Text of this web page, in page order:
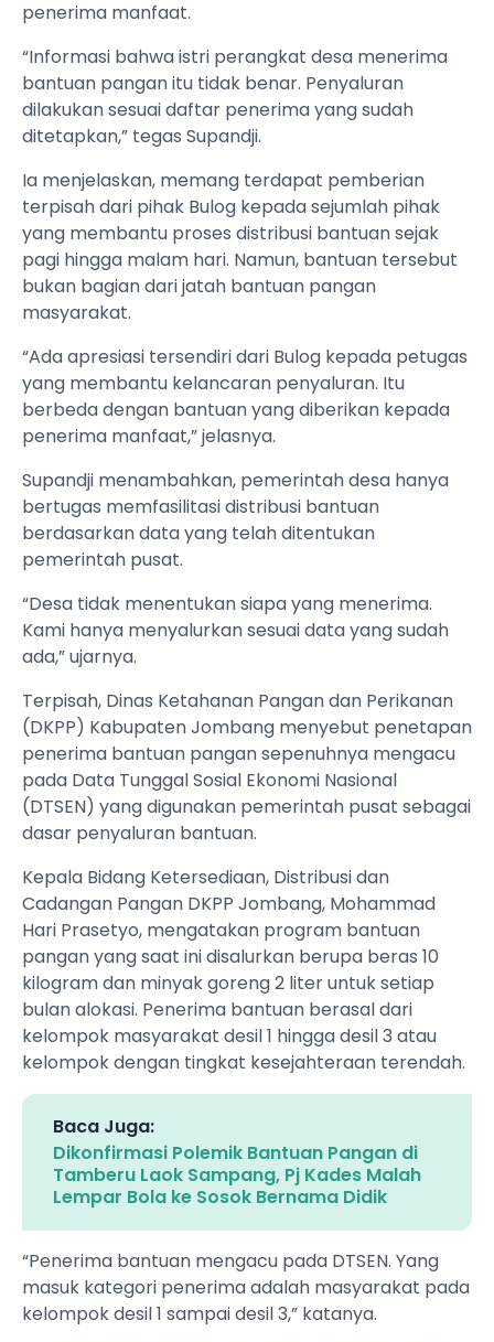
penerima manfaat.
“Informasi bahwa istri perangkat desa menerima
bantuan pangan itu tidak benar. Penyaluran
dilakukan sesuai daftar penerima yang sudah
ditetapkan,” tegas Supandji.
Ia menjelaskan, memang terdapat pemberian
terpisah dari pihak Bulog kepada sejumlah pihak
yang membantu proses distribusi bantuan sejak
pagi hingga malam hari. Namun, bantuan tersebut
bukan bagian dari jatah bantuan pangan
masyarakat.
“Ada apresiasi tersendiri dari Bulog kepada petugas
yang membantu kelancaran penyaluran. Itu
berbeda dengan bantuan yang diberikan kepada
penerima manfaat,” jelasnya.
Supandji menambahkan, pemerintah desa hanya
bertugas memfasilitasi distribusi bantuan
berdasarkan data yang telah ditentukan
pemerintah pusat.
“Desa tidak menentukan siapa yang menerima.
Kami hanya menyalurkan sesuai data yang sudah
ada,” ujarnya.
Terpisah, Dinas Ketahanan Pangan dan Perikanan
(DKPP) Kabupaten Jombang menyebut penetapan
penerima bantuan pangan sepenuhnya mengacu
pada Data Tunggal Sosial Ekonomi Nasional
(DTSEN) yang digunakan pemerintah pusat sebagai
dasar penyaluran bantuan.
Kepala Bidang Ketersediaan, Distribusi dan
Cadangan Pangan DKPP Jombang, Mohammad
Hari Prasetyo, mengatakan program bantuan
pangan yang saat ini disalurkan berupa beras 10
kilogram dan minyak goreng 2 liter untuk setiap
bulan alokasi. Penerima bantuan berasal dari
kelompok masyarakat desil 1 hingga desil 3 atau
kelompok dengan tingkat kesejahteraan terendah.
Baca Juga:
Dikonfirmasi Polemik Bantuan Pangan di
Tamberu Laok Sampang, Pj Kades Malah
Lempar Bola ke Sosok Bernama Didik
“Penerima bantuan mengacu pada DTSEN. Yang
masuk kategori penerima adalah masyarakat pada
kelompok desil 1 sampai desil 3,” katanya.